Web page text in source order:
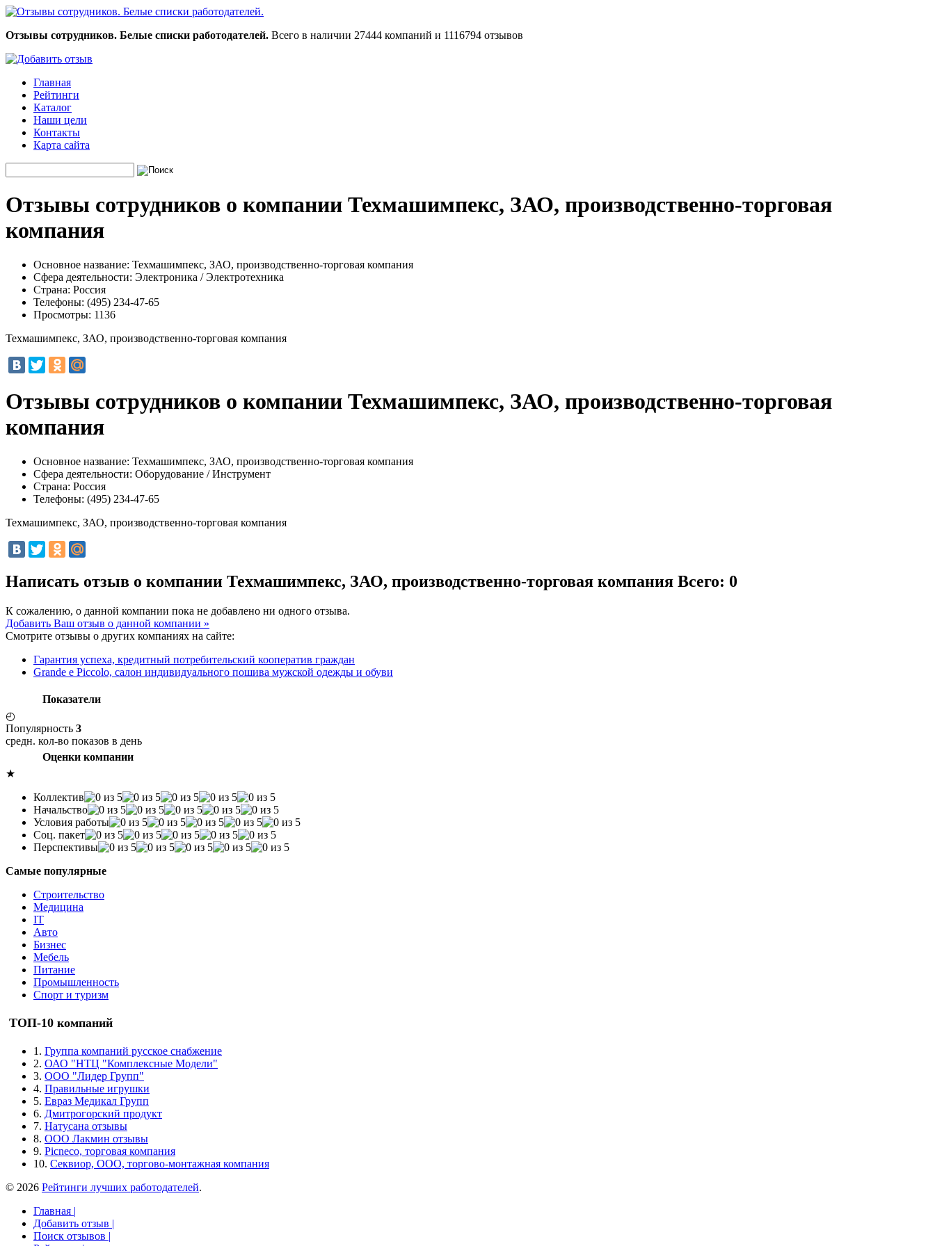
Отзывы сотрудников. Белые списки работодателей. Всего в наличии 27444 компаний и 1116794 отзывов
Главная
Рейтинги
Каталог
Наши цели
Контакты
Карта сайта
Отзывы сотрудников о компании Техмашимпекс, ЗАО, производственно-торговая
компания
Основное название: Техмашимпекс, ЗАО, производственно-торговая компания
Сфера деятельности: Электроника / Электротехника
Страна: Россия
Телефоны: (495) 234-47-65
Просмотры: 1136
Техмашимпекс, ЗАО, производственно-торговая компания
Отзывы сотрудников о компании Техмашимпекс, ЗАО, производственно-торговая
компания
Основное название: Техмашимпекс, ЗАО, производственно-торговая компания
Сфера деятельности: Оборудование / Инструмент
Страна: Россия
Телефоны: (495) 234-47-65
Техмашимпекс, ЗАО, производственно-торговая компания
Написать отзыв о компании Техмашимпекс, ЗАО, производственно-торговая компания Всего: 0
К сожалению, о данной компании пока не добавлено ни одного отзыва.
Добавить Ваш отзыв о данной компании »
Смотрите отзывы о других компаниях на сайте:
Гарантия успеха, кредитный потребительский кооператив граждан
Grande e Piccolo, салон индивидуального пошива мужской одежды и обуви
Показатели
◴
Популярность 3
средн. кол-во показов в день
Оценки компании
★
Коллектив
Начальство
Условия работы
Соц. пакет
Перспективы
Самые популярные
Строительство
Медицина
IT
Авто
Бизнес
Мебель
Питание
Промышленность
Спорт и туризм
ТОП-10 компаний
1. Группа компаний русское снабжение
2. ОАО "НТЦ "Комплексные Модели"
3. ООО "Лидер Групп"
4. Правильные игрушки
5. Евраз Медикал Групп
6. Дмитрогорский продукт
7. Натусана отзывы
8. ООО Лакмин отзывы
9. Picneco, торговая компания
10. Секвиор, ООО, торгово-монтажная компания
© 2026 Рейтинги лучших работодателей.
Главная |
Добавить отзыв |
Поиск отзывов |